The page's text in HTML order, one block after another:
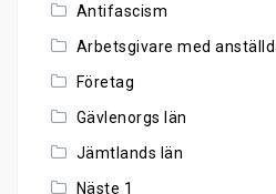
Antifascism
Arbetsgivare med
Företag
Gävlenorgs län
Jämtlands län
Näste 1